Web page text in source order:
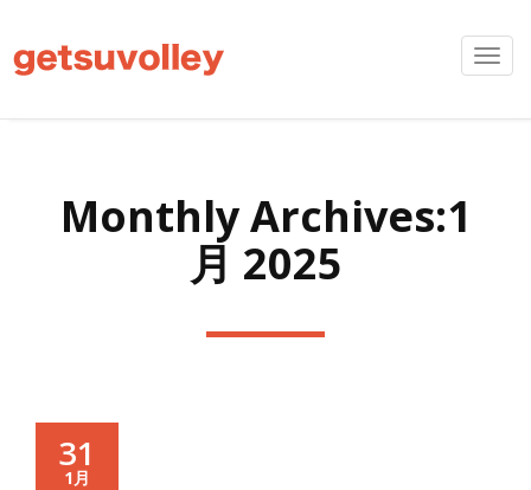
Monthly Archives:1
月 2025
31
1月